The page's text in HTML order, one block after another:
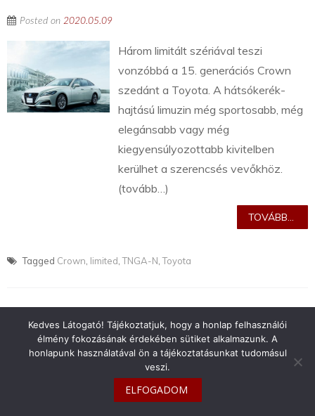
Posted on 2020.05.09
Három limitált szériával teszi
vonzóbbá a 15. generációs Crown
szedánt a Toyota. A hátsókerék-
hajtású limuzin még sportosabb, még
elegánsabb vagy még
kiegyensúlyozottabb kivitelben
kerülhet a szerencsés vevőkhöz.
(tovább…)
TOVÁBB...
Tagged Crown limited ,TNGA-N ,Toyota
info@toyotaclub.hu
Toyota Klub Magyarország
Kedves Látogató! Tájékoztatjuk, hogy a honlap felhasználói
élmény fokozásának érdekében sütiket alkalmazunk. A
honlapunk használatával ön a tájékoztatásunkat tudomásul
veszi.
ELFOGADOM